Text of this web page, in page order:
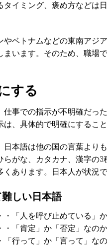
タイミング、褒め方などは
やベトナムなどの東南アジ
まいます。そのため、職場
する
仕事での指示が不明確だっ
、具体的で明確にすること
日本語は他の国の言葉より
らがな、カタカナ、漢字の
くあります。日本人が状況
しい日本語
・「人を呼び止めている」
・「肯定」か「否定」なの
「行って」か「言って」な